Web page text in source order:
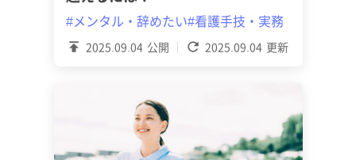
2025.09.04 公開 2025.09.04 更新
#メンタル・辞めたい#看護手技・実務